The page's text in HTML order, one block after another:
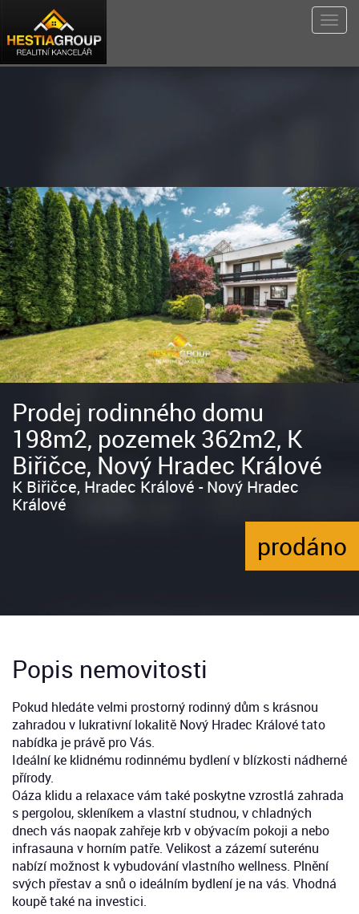
Prodej rodinného domu
198m2, pozemek 362m2, K
Biřičce, Nový Hradec Králové
K Biřičce, Hradec Králové - Nový Hradec
Králové
prodáno
Popis nemovitosti
Pokud hledáte velmi prostorný rodinný dům s krásnou
zahradou v lukrativní lokalitě Nový Hradec Králové tato
nabídka je právě pro Vás.
Ideální ke klidnému rodinnému bydlení v blízkosti nádherné
přírody.
Oáza klidu a relaxace vám také poskytne vzrostlá zahrada
s pergolou, skleníkem a vlastní studnou, v chladných
dnech vás naopak zahřeje krb v obývacím pokoji a nebo
infrasauna v horním patře. Velikost a zázemí suterénu
nabízí možnost k vybudování vlastního wellness. Plnění
svých přestav a snů o ideálním bydlení je na vás. Vhodná
koupě také na investici.